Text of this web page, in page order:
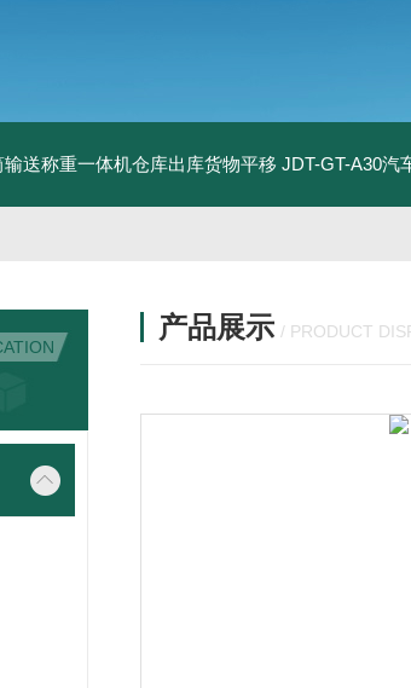
送称重一体机仓库出库货物平移 JDT-GT-A30汽
产品展示 / PRODUCT